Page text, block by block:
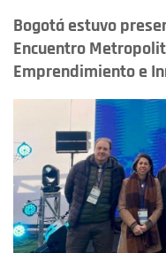
Bogotá estuvo
Encuentro
Emprendimiento e